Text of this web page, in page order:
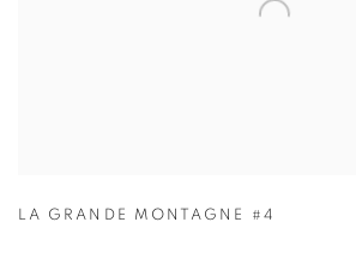
LA GRANDE MONTAGNE #4